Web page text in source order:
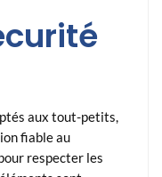
aux tout-petits,
fiable au
respecter les